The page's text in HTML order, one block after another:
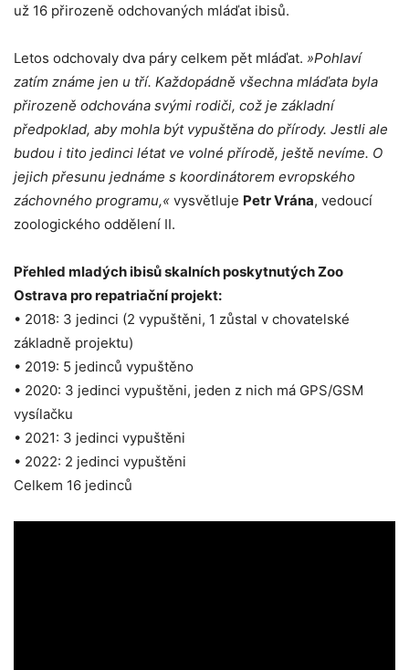
už 16 přirozeně odchovaných mláďat ibisů.
Letos odchovaly dva páry celkem pět mláďat. »Pohlaví
zatím známe jen u tří. Každopádně všechna mláďata byla
přirozeně odchována svými rodiči, což je základní
předpoklad, aby mohla být vypuštěna do přírody. Jestli ale
budou i tito jedinci létat ve volné přírodě, ještě nevíme. O
jejich přesunu jednáme s koordinátorem evropského
záchovného programu,« vysvětluje Petr Vrána, vedoucí
zoologického oddělení II.
Přehled mladých ibisů skalních poskytnutých Zoo
Ostrava pro repatriační projekt:
• 2018: 3 jedinci (2 vypuštěni, 1 zůstal v chovatelské
základně projektu)
• 2019: 5 jedinců vypuštěno
• 2020: 3 jedinci vypuštěni, jeden z nich má GPS/GSM
vysílačku
• 2021: 3 jedinci vypuštěni
• 2022: 2 jedinci vypuštěni
Celkem 16 jedinců